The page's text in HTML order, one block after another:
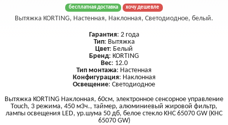
бесплатная доставка хочу дешевле
Вытяжка KORTING, Настенная, Наклонная, Светодиодное, белый.
Гарантия: 2 года
Тип: Вытяжка
Цвет: Белый
Бренд: KORTING
Вес: 12.0
Тип монтажа: Настенная
Конфигурация: Наклонная
Освещение: Светодиодное
Вытяжка KORTING Наклонная, 60см, электронное сенсорное управление
Touch, 3 режима, 450 м3ч., таймер, алюминиевый жировой фильтр,
лампы освещения LED, ур.шума 50 дб, белое стекло KHC 65070 GW (KHC
65070 GW)